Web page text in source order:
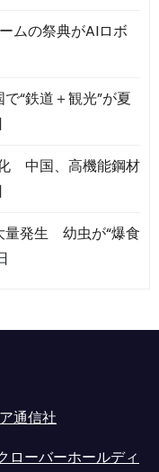
ムの祭典がAIロボ
“鉄道＋観光”が夏
中国、高機能鋼材
量発生 幼虫が“爆食
通信社
ローバーホールディ